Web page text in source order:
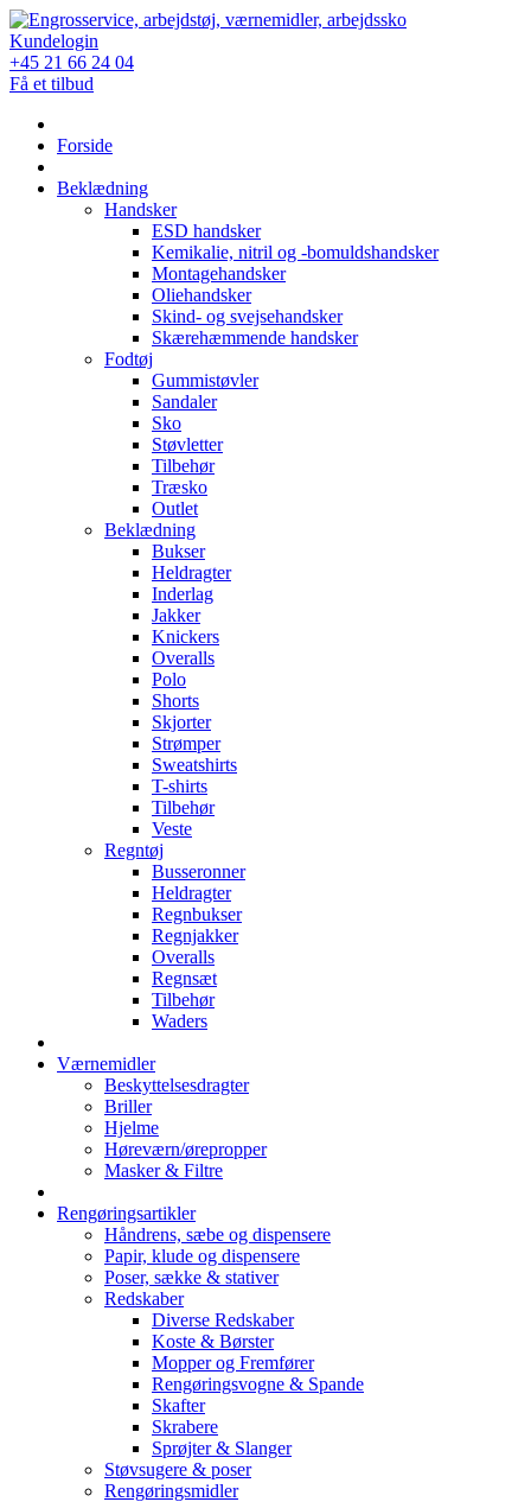
Skip
to
content
Kundelogin
+45 21 66 24 04
Få et tilbud
Forside
Beklædning
Handsker
ESD handsker
Kemikalie, nitril og -bomuldshandsker
Montagehandsker
Oliehandsker
Skind- og svejsehandsker
Skærehæmmende handsker
Fodtøj
Gummistøvler
Sandaler
Sko
Støvletter
Tilbehør
Træsko
Outlet
Beklædning
Bukser
Heldragter
Inderlag
Jakker
Knickers
Overalls
Polo
Shorts
Skjorter
Strømper
Sweatshirts
T-shirts
Tilbehør
Veste
Regntøj
Busseronner
Heldragter
Regnbukser
Regnjakker
Overalls
Regnsæt
Tilbehør
Waders
Værnemidler
Beskyttelsesdragter
Briller
Hjelme
Høreværn/ørepropper
Masker & Filtre
Rengøringsartikler
Håndrens, sæbe og dispensere
Papir, klude og dispensere
Poser, sække & stativer
Redskaber
Diverse Redskaber
Koste & Børster
Mopper og Fremfører
Rengøringsvogne & Spande
Skafter
Skrabere
Sprøjter & Slanger
Støvsugere & poser
Rengøringsmidler